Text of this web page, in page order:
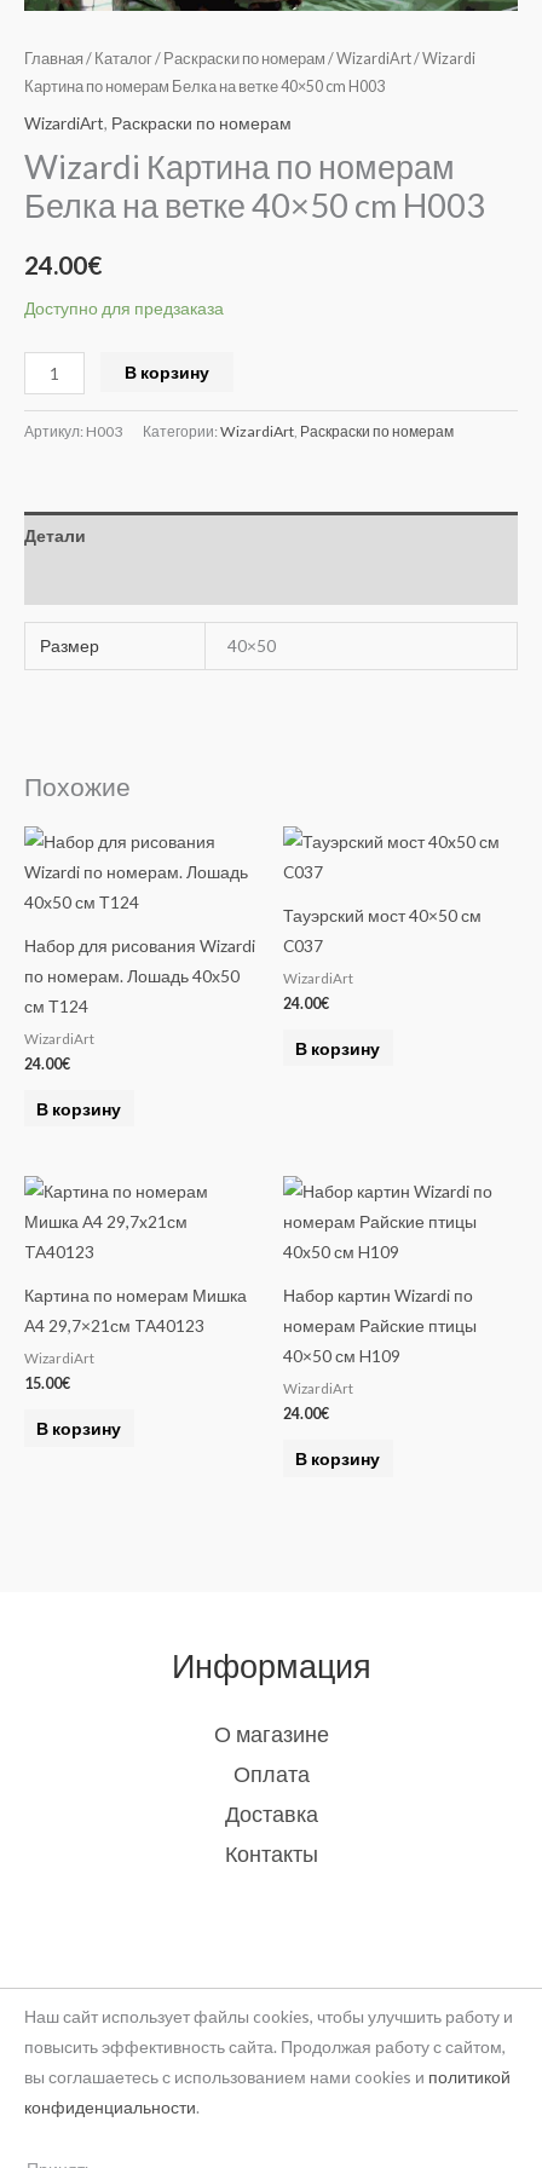
Главная / Каталог/ Раскраски по номерам /WizardiArt/ Wizardi
Картина по номерам Белка на ветке 40×50 cm H003
WizardiArt, Раскраски по номерам
Wizardi Картина по номерам
Белка на ветке 40×50 cm H003
24.00€
Доступно для предзаказа
В корзину
Артикул: H003 Категории: WizardiArt, Раскраски по номерам
Детали
Размер 40×50
Похожие
Набор для рисования Wizardi
по номерам. Лошадь 40х50
см Т124
WizardiArt
24.00€
В корзину
Тауэрский мост 40×50 см
C037
WizardiArt
24.00€
В корзину
Картина по номерам Мишка
A4 29,7×21см TA40123
WizardiArt
15.00€
В корзину
Набор картин Wizardi по
номерам Райские птицы
40×50 см H109
WizardiArt
24.00€
В корзину
Информация
О магазине
Оплата
Доставка
Контакты
Наш сайт использует файлы cookies, чтобы улучшить работу и
повысить эффективность сайта. Продолжая работу с сайтом,
вы соглашаетесь с использованием нами cookies и политикой
конфиденциальности.